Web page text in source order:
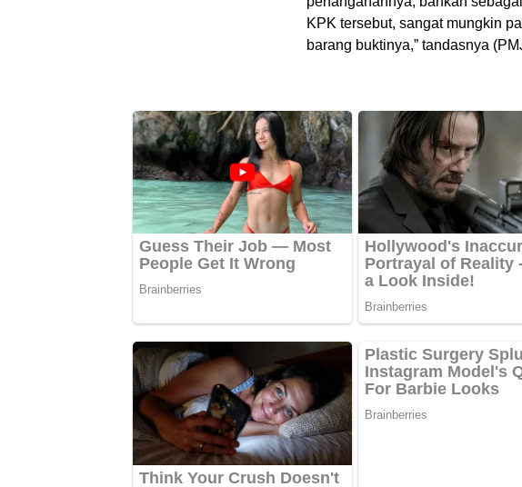
KPK tersebut, sangat mungkin
barang buktinya,” tandasnya